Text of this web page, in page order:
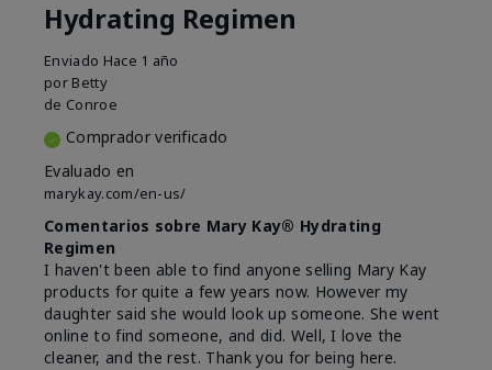
Hydrating Regimen
Enviado Hace 1 año
por Betty
de Conroe
Comprador verificado
Evaluado en
marykay.com/en-us/
Comentarios sobre Mary Kay® Hydrating
Regimen
I haven't been able to find anyone selling Mary Kay
products for quite a few years now. However my
daughter said she would look up someone. She went
online to find someone, and did. Well, I love the
cleaner, and the rest. Thank you for being here.